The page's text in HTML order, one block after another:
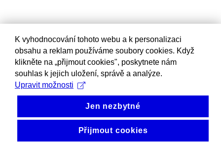
K vyhodnocování tohoto webu a k personalizaci
obsahu a reklam používáme soubory cookies. Když
klikněte na „přijmout cookies", poskytnete nám
souhlas k jejich uložení, správě a analýze.
Upravit možnosti
Jen nezbytné
Přijmout cookies